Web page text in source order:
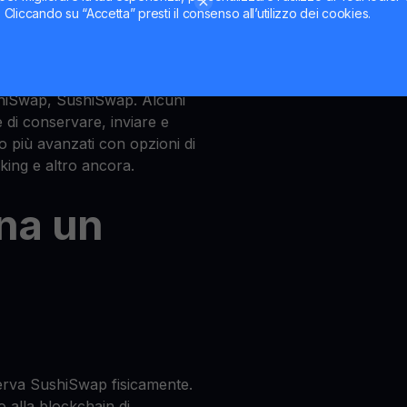
su “Accetta” presti il consenso all’utilizzo dei cookies.
SushiSwap. Alcuni
conservare, inviare e
più avanzati con opzioni di
e altro ancora.
un
SushiSwap fisicamente.